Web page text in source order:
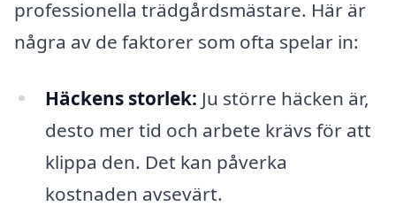
professionella trädgårdsmästare. Här är
några av de faktorer som ofta spelar in:
Häckens storlek: Ju större häcken är,
desto mer tid och arbete krävs för att
klippa den. Det kan påverka
kostnaden avsevärt.